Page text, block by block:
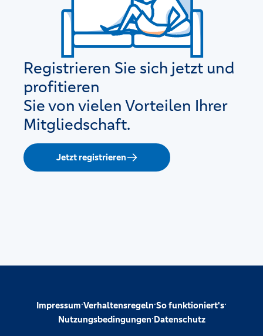
Registrieren Sie sich jetzt und
profitieren
Sie von vielen Vorteilen Ihrer
Mitgliedschaft.
Jetzt registrieren
Impressum·Verhaltensregeln·So funktioniert's·
Nutzungsbedingungen·Datenschutz